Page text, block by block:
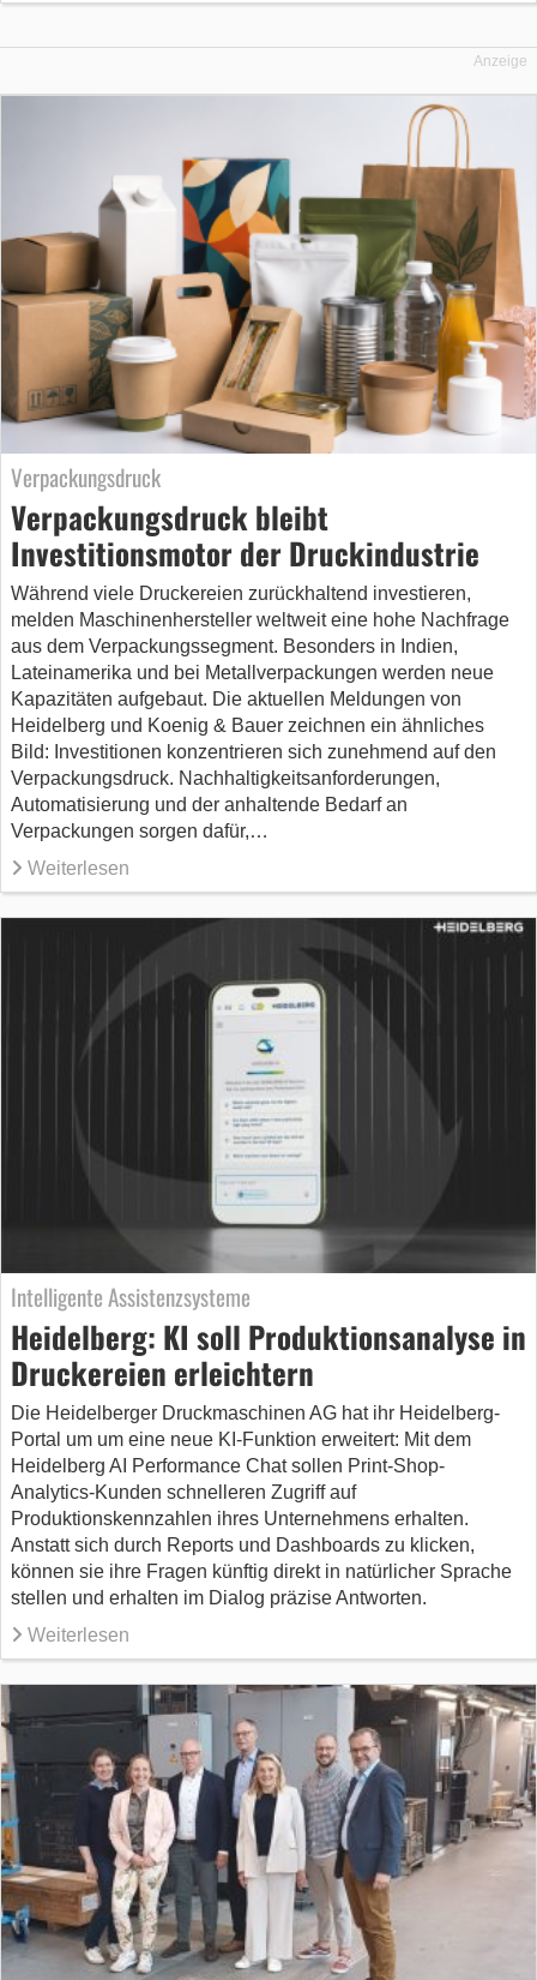
Anzeige
Verpackungsdruck
Verpackungsdruck bleibt
Investitionsmotor der Druckindustrie
Während viele Druckereien zurückhaltend investieren,
melden Maschinenhersteller weltweit eine hohe Nachfrage
aus dem Verpackungssegment. Besonders in Indien,
Lateinamerika und bei Metallverpackungen werden neue
Kapazitäten aufgebaut. Die aktuellen Meldungen von
Heidelberg und Koenig & Bauer zeichnen ein ähnliches
Bild: Investitionen konzentrieren sich zunehmend auf den
Verpackungsdruck. Nachhaltigkeitsanforderungen,
Automatisierung und der anhaltende Bedarf an
Verpackungen sorgen dafür,…
Weiterlesen
Intelligente Assistenzsysteme
Heidelberg: KI soll Produktionsanalyse in
Druckereien erleichtern
Die Heidelberger Druckmaschinen AG hat ihr Heidelberg-
Portal um um eine neue KI-Funktion erweitert: Mit dem
Heidelberg AI Performance Chat sollen Print-Shop-
Analytics-Kunden schnelleren Zugriff auf
Produktionskennzahlen ihres Unternehmens erhalten.
Anstatt sich durch Reports und Dashboards zu klicken,
können sie ihre Fragen künftig direkt in natürlicher Sprache
stellen und erhalten im Dialog präzise Antworten.
Weiterlesen